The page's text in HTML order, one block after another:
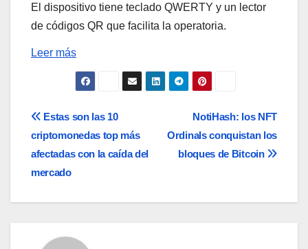
El dispositivo tiene teclado QWERTY y un lector
de códigos QR que facilita la operatoria.
Leer más
Navegación
de
entradas
NotiHash: los NFT
Ordinals conquistan los
bloques de Bitcoin
Estas son las 10
criptomonedas top más
afectadas con la caída del
mercado